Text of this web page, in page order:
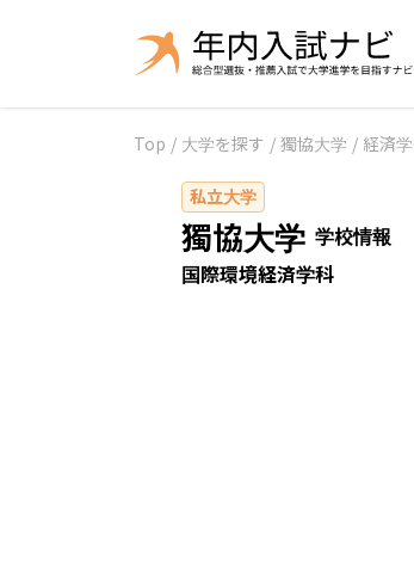
Top / 大学を探す / 獨協大学 / 経済
私立大学
獨協大学 学校情報
国際環境経済学科